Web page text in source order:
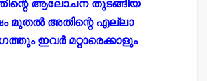
ആലോചന തുടങ്ങിയ
മുതല്‍ അതിന്റെ എല്ലാ
ഇവര്‍ മറ്റാരെക്കാളും